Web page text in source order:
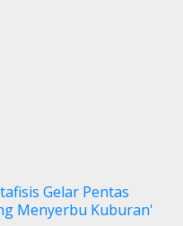
Gelar Pentas
Menyerbu Kuburan'